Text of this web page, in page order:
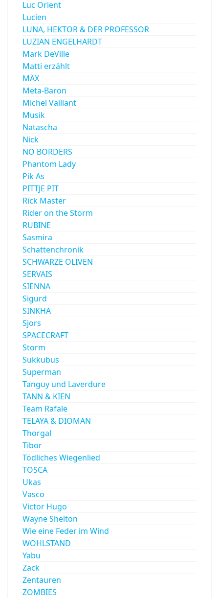
Luc Orient
Lucien
LUNA, HEKTOR & DER PROFESSOR
LUZIAN ENGELHARDT
Mark DeVille
Matti erzählt
MÄX
Meta-Baron
Michel Vaillant
Musik
Natascha
Nick
NO BORDERS
Phantom Lady
Pik As
PITTJE PIT
Rick Master
Rider on the Storm
RUBINE
Sasmira
Schattenchronik
SCHWARZE OLIVEN
SERVAIS
SIENNA
Sigurd
SINKHA
Sjors
SPACECRAFT
Storm
Sukkubus
Superman
Tanguy und Laverdure
TANN & KIEN
Team Rafale
TELAYA & DIOMAN
Thorgal
Tibor
Tödliches Wiegenlied
TOSCA
Ukas
Vasco
Victor Hugo
Wayne Shelton
Wie eine Feder im Wind
WOHLSTAND
Yabu
Zack
Zentauren
ZOMBIES